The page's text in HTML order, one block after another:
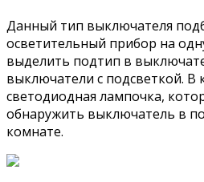
Данный тип выключателя
осветительный прибор на
выделить подтип в
выключатели с подсветкой. В
светодиодная лампочка,
обнаружить выключатель в
комнате.